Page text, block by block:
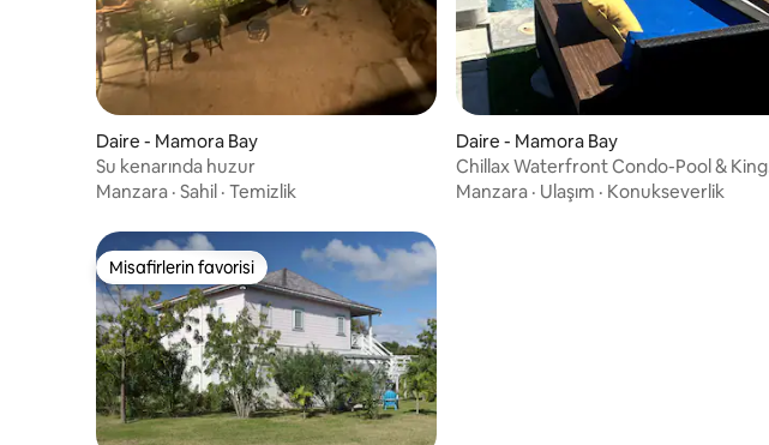
Daire - Mamora Bay
Su kenarında huzur
Manzara · Sahil · Temizlik
Daire - Mamora Bay
Chillax Waterfront Condo-Pool & King
Bed. 1/5
Manzara · Ulaşım · Konukseverlik
Misafirlerin favorisi
Misafirlerin favorisi